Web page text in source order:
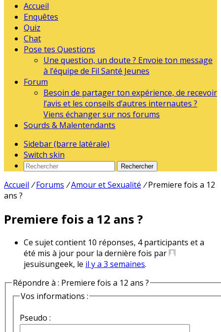
Accueil
Enquêtes
Quiz
Chat
Pose tes Questions
Une question, un doute ? Envoie ton message
à l’équipe de Fil Santé Jeunes
Forum
Besoin de partager ton expérience, de recevoir
l’avis et les conseils d’autres internautes ?
Viens échanger sur nos forums
Sourds & Malentendants
Sidebar (barre latérale)
Switch skin
Rechercher
Accueil / Forums /Amour et Sexualité / Premiere fois a 12
ans ?
Premiere fois a 12 ans ?
Ce sujet contient 10 réponses, 4 participants et a
été mis à jour pour la dernière fois par
jesuisungeek, le il y a 3 semaines.
Répondre à : Premiere fois a 12 ans ?
Vos informations :
Pseudo :